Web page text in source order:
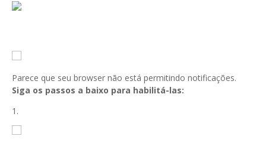
Parece que seu browser não está permitindo notificações.
Siga os passos a baixo para habilitá-las:
1.